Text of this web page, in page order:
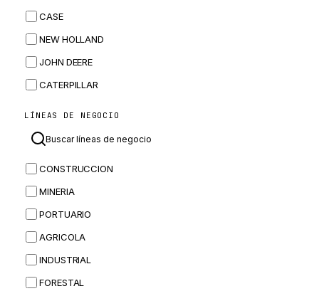
CASE
NEW HOLLAND
JOHN DEERE
CATERPILLAR
MASSEY FERGUSON
BOBCAT
JCB
KOMATSU
CORTECO
KUBOTA
MERLO
LÍNEAS DE NEGOCIO
CONSTRUCCION
MINERIA
PORTUARIO
AGRICOLA
INDUSTRIAL
FORESTAL